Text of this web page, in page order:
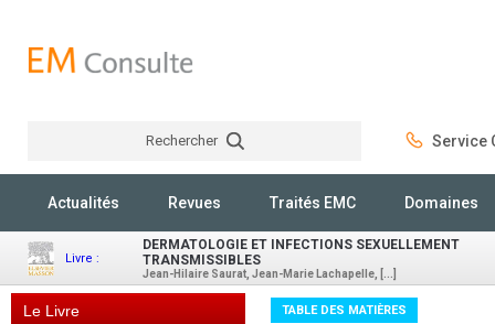
Rechercher Service
Actualités Revues Traités EMC Domaines
Livre :
DERMATOLOGIE ET INFECTIONS SEXUELLEMENT
TRANSMISSIBLES
Jean-Hilaire Saurat, Jean-Marie Lachapelle, [...]
Le Livre TABLE DES MATIÈRES